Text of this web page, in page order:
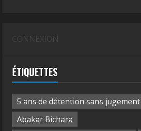
ÉTIQUETTES
5 ans de détention sans jugement
Abakar Bichara